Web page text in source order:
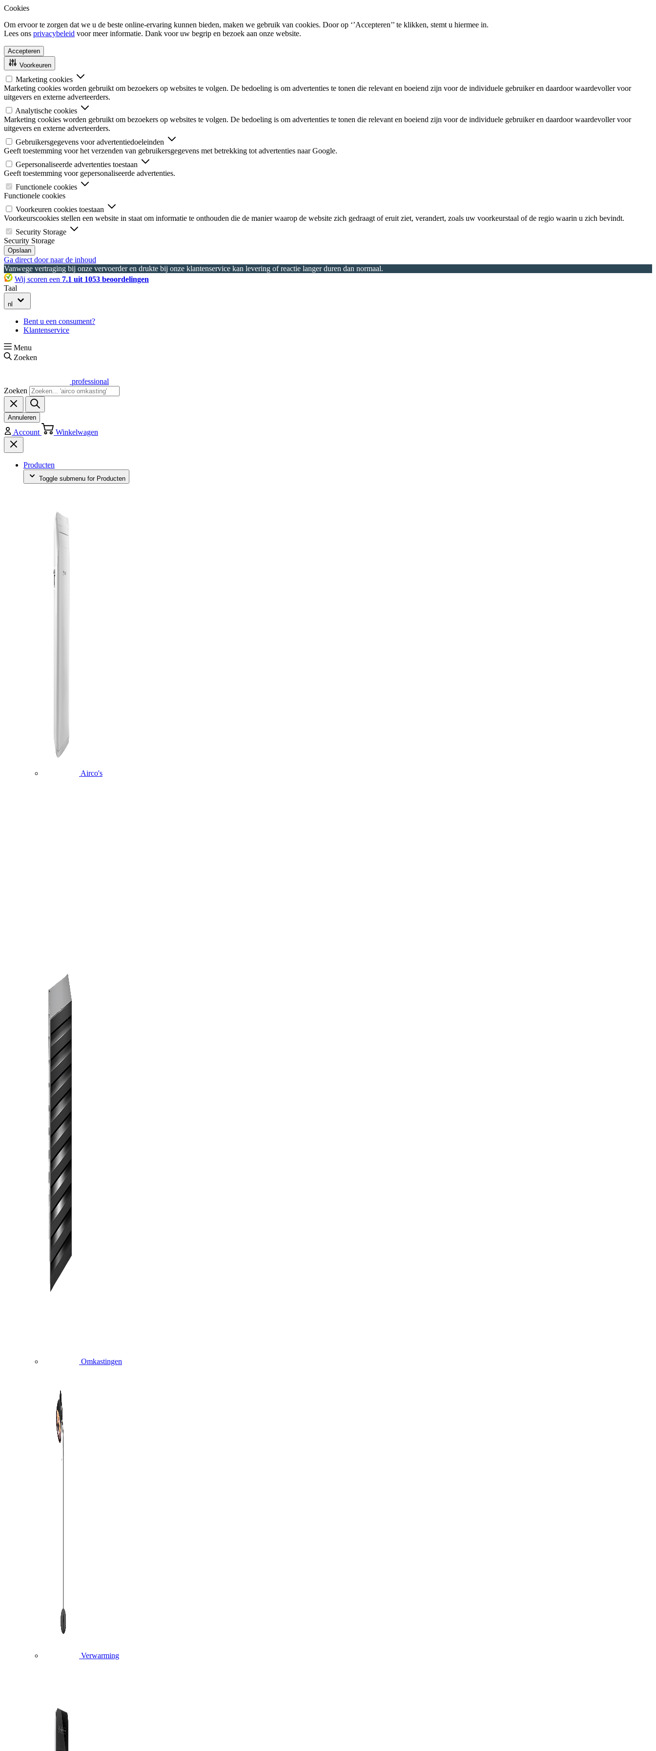
Cookies
Om ervoor te zorgen dat we u de beste online-ervaring kunnen bieden, maken we gebruik van cookies. Door op ‘’Accepteren’’ te klikken, stemt u hiermee in.
Lees ons privacybeleid voor meer informatie. Dank voor uw begrip en bezoek aan onze website.
Accepteren
Voorkeuren
Marketing cookies
Marketing cookies worden gebruikt om bezoekers op websites te volgen. De bedoeling is om advertenties te tonen die relevant en boeiend zijn voor de individuele gebruiker en daardoor waardevoller voor
uitgevers en externe adverteerders.
Analytische cookies
Marketing cookies worden gebruikt om bezoekers op websites te volgen. De bedoeling is om advertenties te tonen die relevant en boeiend zijn voor de individuele gebruiker en daardoor waardevoller voor
uitgevers en externe adverteerders.
Gebruikersgegevens voor advertentiedoeleinden
Geeft toestemming voor het verzenden van gebruikersgegevens met betrekking tot advertenties naar Google.
Gepersonaliseerde advertenties toestaan
Geeft toestemming voor gepersonaliseerde advertenties.
Functionele cookies
Functionele cookies
Voorkeuren cookies toestaan
Voorkeurscookies stellen een website in staat om informatie te onthouden die de manier waarop de website zich gedraagt of eruit ziet, verandert, zoals uw voorkeurstaal of de regio waarin u zich bevindt.
Security Storage
Security Storage
Opslaan
Ga direct door naar de inhoud
Vanwege vertraging bij onze vervoerder en drukte bij onze klantenservice kan levering of reactie langer duren dan normaal.
Wij scoren een 7.1 uit 1053 beoordelingen
Taal
nl
Bent u een consument?
Klantenservice
Menu
Zoeken
professional
Zoeken
Annuleren
Account Winkelwagen
Producten
Toggle submenu for Producten
Airco's
Omkastingen
Verwarming